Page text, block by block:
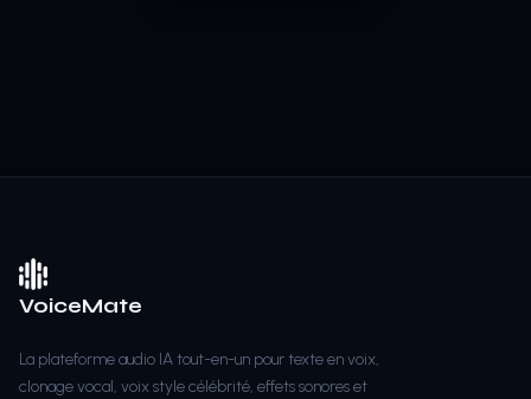
VoiceMate
La plateforme audio IA tout-en-un pour texte en voix,
clonage vocal, voix style célébrité, effets sonores et